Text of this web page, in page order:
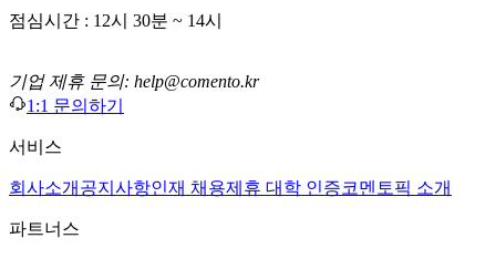
점심시간 : 12시 30분 ~ 14시
기업 제휴 문의: help@comento.kr
1:1 문의하기
서비스
회사소개 공지사항인재 채용제휴 대학 인증코멘토픽 소개
파트너스